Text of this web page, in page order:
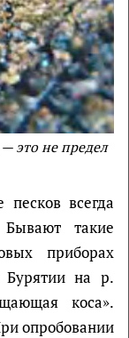
это не предел
всегда
Бывают такие
приборах
Бурятии на р.
коса».
опробовании